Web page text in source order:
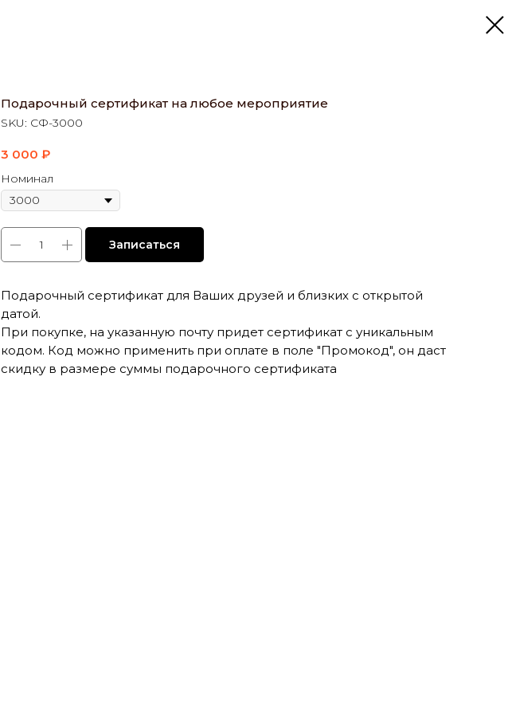
Подарочный сертификат на любое мероприятие
SKU: CФ-3000
3 000 ₽
Номинал
Записаться
Подарочный сертификат для Ваших друзей и близких с открытой
датой.
При покупке, на указанную почту придет сертификат с уникальным
кодом. Код можно применить при оплате в поле "Промокод", он даст
скидку в размере суммы подарочного сертификата